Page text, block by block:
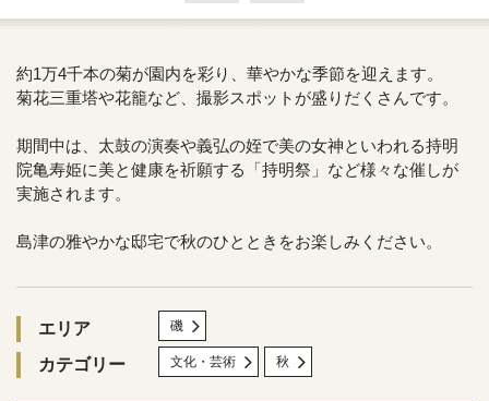
約1万4千本の菊が園内を彩り、華やかな季節を迎えます。
菊花三重塔や花籠など、撮影スポットが盛りだくさんです。
期間中は、太鼓の演奏や義弘の姪で美の女神といわれる持明
院亀寿姫に美と健康を祈願する「持明祭」など様々な催しが
実施されます。
島津の雅やかな邸宅で秋のひとときをお楽しみください。
エリア 磯
カテゴリー 文化・芸術 秋